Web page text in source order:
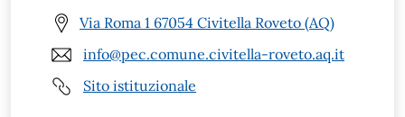
Via Roma 1 67054 Civitella Roveto (AQ)
info@pec.comune.civitella-roveto.aq.it
Sito istituzionale